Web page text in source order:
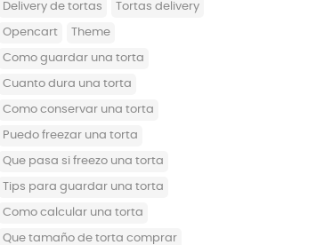
delivery de tortas tortas delivery
opencart theme
como guardar una torta
cuanto dura una torta
como conservar una torta
puedo freezar una torta
que pasa si freezo una torta
tips para guardar una torta
como calcular una torta
que tamaño de torta comprar